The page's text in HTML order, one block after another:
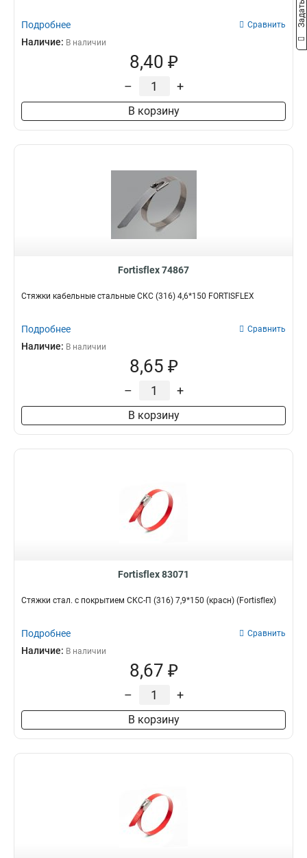
Подробнее Сравнить
Наличие: В наличии
8,40 ₽
– +
В корзину
Fortisflex 74867
Стяжки кабельные стальные СКС (316) 4,6*150 FORTISFLEX
Подробнее Сравнить
Наличие: В наличии
8,65 ₽
– +
В корзину
Fortisflex 83071
Стяжки стал. с покрытием СКС-П (316) 7,9*150 (красн) (Fortisflex)
Подробнее Сравнить
Наличие: В наличии
8,67 ₽
– +
В корзину